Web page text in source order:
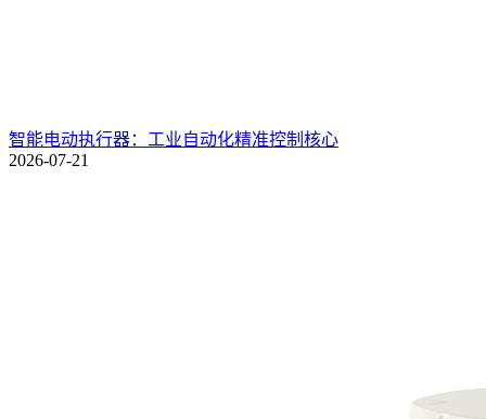
智能电动执行器：工业自动化精准控制核心
2026-07-21